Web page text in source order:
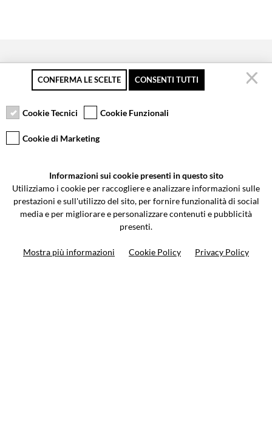
Pagamento sicuro
Resi gratuiti fino a 30
Servizio clienti
Via Galileo Galilei 5 | Verano Brianza (MB) 20843 | ITALY
0362-805407-info@valtermoto.com
CONFERMA LE SCELTE CONSENTI TUTTI
Cookie Tecnici Cookie Funzionali
Cookie di Marketing
Informazioni sui cookie presenti in questo sito
Utilizziamo i cookie per raccogliere e analizzare informazioni sulle
prestazioni e sull'utilizzo del sito, per fornire funzionalità di social
media e per migliorare e personalizzare contenuti e pubblicità
presenti.
Mostra più informazioni Cookie Policy Privacy Policy